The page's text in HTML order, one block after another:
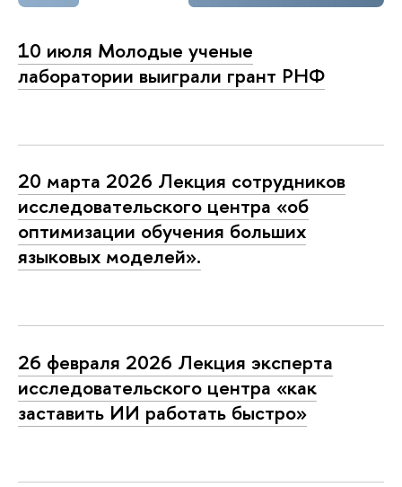
10 июля Молодые ученые
лаборатории выиграли грант РНФ
20 марта 2026 Лекция сотрудников
исследовательского центра «об
оптимизации обучения больших
языковых моделей».
26 февраля 2026 Лекция эксперта
исследовательского центра «как
заставить ИИ работать быстро»